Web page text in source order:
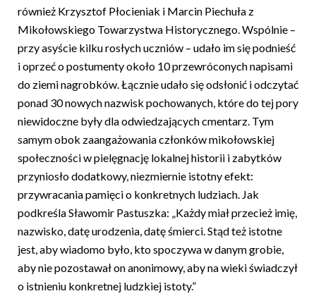
również Krzysztof Płocieniak i Marcin Piechuła z
Mikołowskiego Towarzystwa Historycznego. Wspólnie –
przy asyście kilku rosłych uczniów – udało im się podnieść
i oprzeć o postumenty około 10 przewróconych napisami
do ziemi nagrobków. Łącznie udało się odsłonić i odczytać
ponad 30 nowych nazwisk pochowanych, które do tej pory
niewidoczne były dla odwiedzających cmentarz. Tym
samym obok zaangażowania członków mikołowskiej
społeczności w pielęgnację lokalnej historii i zabytków
przyniosło dodatkowy, niezmiernie istotny efekt:
przywracania pamięci o konkretnych ludziach. Jak
podkreśla Sławomir Pastuszka: „Każdy miał przecież imię,
nazwisko, datę urodzenia, datę śmierci. Stąd też istotne
jest, aby wiadomo było, kto spoczywa w danym grobie,
aby nie pozostawał on anonimowy, aby na wieki świadczył
o istnieniu konkretnej ludzkiej istoty.”